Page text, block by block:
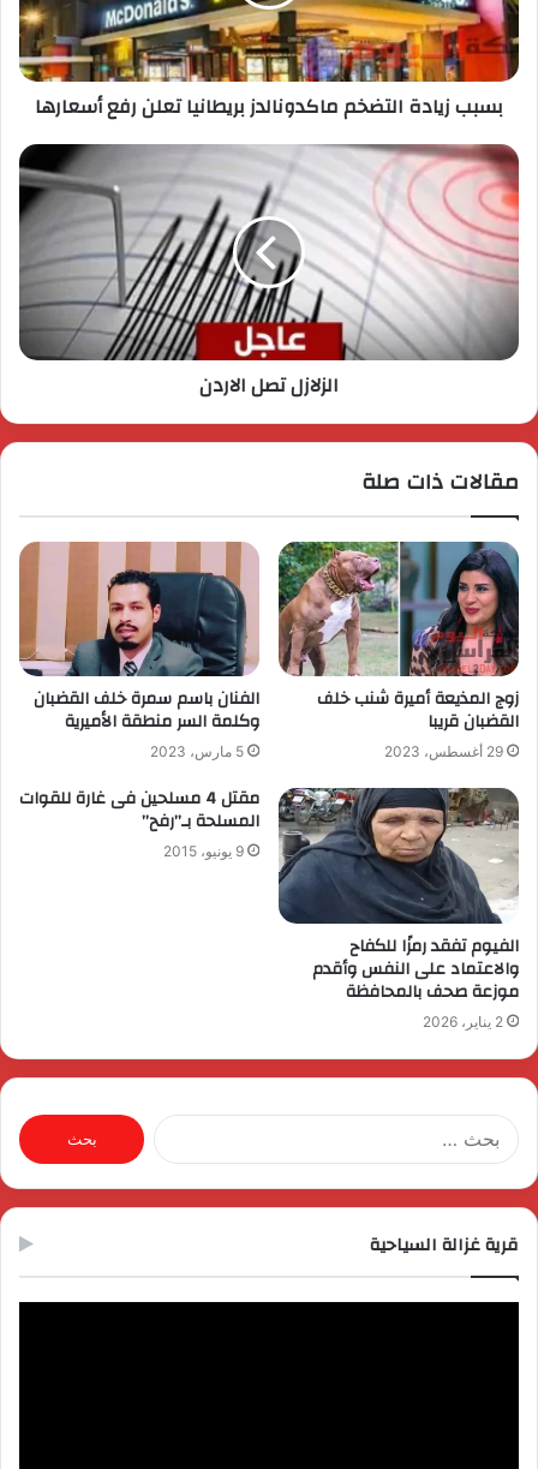
بسبب زيادة التضخم ماكدونالدز بريطانيا تعلن رفع أسعارها
الزلازل تصل الاردن
مقالات ذات صلة
زوج المذيعة أميرة شنب خلف
القضبان قريبا
29 أغسطس، 2023
الفنان باسم سمرة خلف القضبان
وكلمة السر منطقة الأميرية
5 مارس، 2023
الفيوم تفقد رمزًا للكفاح
والاعتماد على النفس وأقدم
موزعة صحف بالمحافظة
2 يناير، 2026
مقتل 4 مسلحين فى غارة للقوات
المسلحة بـ”رفح”
9 يونيو، 2015
البحث
عن:
قرية غزالة السياحية